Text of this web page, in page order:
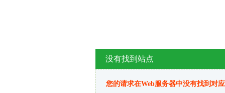
没有找到站点
您的请求在Web服务器中没有找到对